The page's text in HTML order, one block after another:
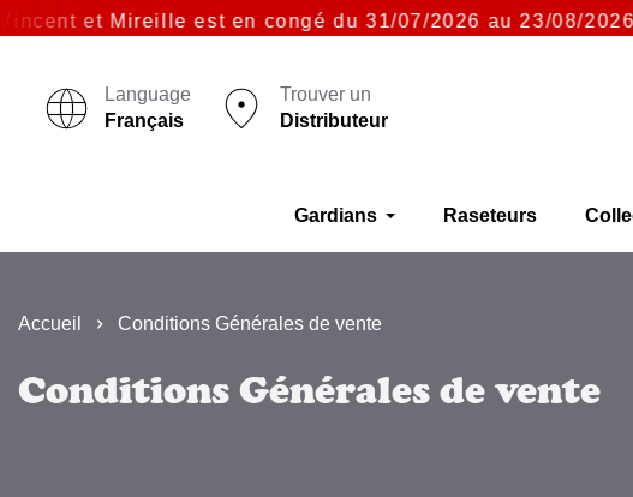
et Mireille est en congé du 31/07/2026 au 23/08/2026
Language
Français
Trouver un
Distributeur
Gardians Raseteurs
Accueil Conditions Générales de vente
Conditions Générales de vente